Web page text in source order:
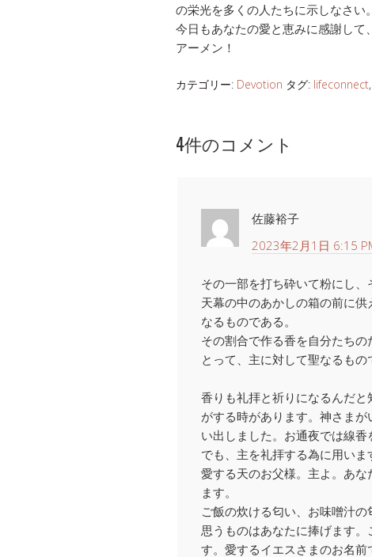
の栄光を多くの人たちに示しなさい
今日もあなたの愛と恵みに感謝して
アーメン！
カテゴリー: Devotion タグ: lifeconnect,
4件のコメント
佐藤裕子
2023年2月1日 6:15
その一部を打ち砕いて粉にし
天幕の中のあかしの箱の前に
なるものである。
その割合で作る香を自分たち
とって、主に対して聖なるもの
香りも礼拝と祈りになるんだ
がする時があります。神さま
い出しました。お通夜では線香
でも、主を礼拝する為に用いま
愛する天のお父様。主よ。あ
ます。
ご飯の炊ける匂い、お味噌汁
思うものはあなたに捧げます
す。愛するイエスさまのお名前